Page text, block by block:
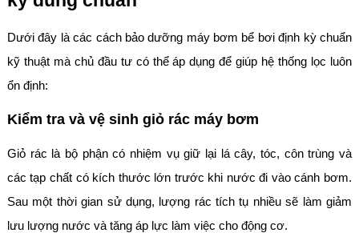
Dưới đây là các cách bảo dưỡng máy bơm bể bơi định kỳ chuẩn
kỹ thuật mà chủ đầu tư có thể áp dụng để giúp hệ thống lọc luôn
ổn định:
Kiểm tra và vệ sinh giỏ rác máy bơm
Giỏ rác là bộ phận có nhiệm vụ giữ lại lá cây, tóc, côn trùng và
các tạp chất có kích thước lớn trước khi nước đi vào cánh bơm.
Sau một thời gian sử dụng, lượng rác tích tụ nhiều sẽ làm giảm
lưu lượng nước và tăng áp lực làm việc cho động cơ.